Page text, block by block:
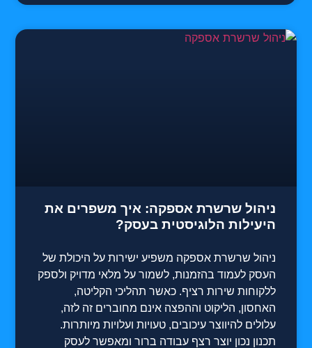
ניהול שרשרת אספקה: איך משפרים את
היעילות הלוגיסטית בעסק?
ניהול שרשרת אספקה משפיע ישירות על היכולת של
העסק לעמוד בהזמנות, לשמור על מלאי מדויק ולספק
ללקוחות שירות רציף. כאשר תהליכי הקליטה,
האחסון, הליקוט וההפצה אינם מחוברים זה לזה,
עלולים להיווצר עיכובים, טעויות ועלויות מיותרות.
תכנון נכון יוצר רצף עבודה ברור ומאפשר לעסק